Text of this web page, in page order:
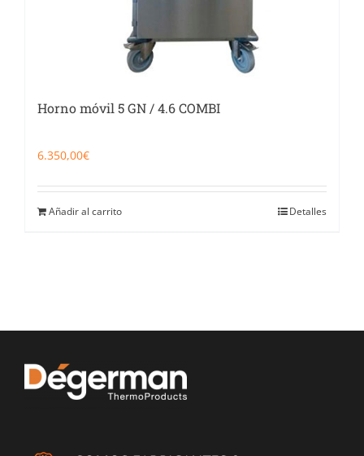
Horno móvil 5 GN / 4.6 COMBI
6.350,00€
Añadir al carrito Detalles